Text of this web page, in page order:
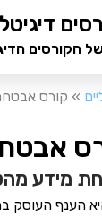
הקורסים
» קורס
מידע
הענף העוסק